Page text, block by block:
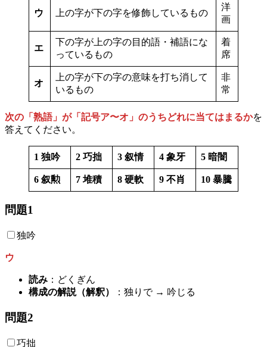
ウ 上の字が下の字を修飾しているもの
洋
画
エ
下の字が上の字の目的語・補語にな
っているもの
着
席
オ
上の字が下の字の意味を打ち消して
いるもの
非
常
次の「熟語」が「記号ア〜オ」のうちどれに当てはまるかを
答えてください。
1 独吟 2 巧拙 3 叙情 4 象牙 5 暗闇
6 叙勲 7 堆積 8 硬軟 9 不肖 10 暴騰
問題1
独吟
ウ
読み ：どくぎん
構成の解説（解釈）
：独りで → 吟じる
問題2
巧拙